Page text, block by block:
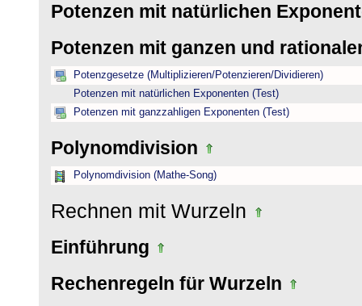
Potenzen mit natürlichen
Potenzen mit ganzen und
Potenzgesetze (Multiplizieren/Potenzieren/Dividieren)
Potenzen mit natürlichen Exponenten (Test)
Potenzen mit ganzzahligen Exponenten (Test)
Polynomdivision
Polynomdivision (Mathe-Song)
Rechnen mit Wurzeln
Einführung
Rechenregeln für Wurzeln